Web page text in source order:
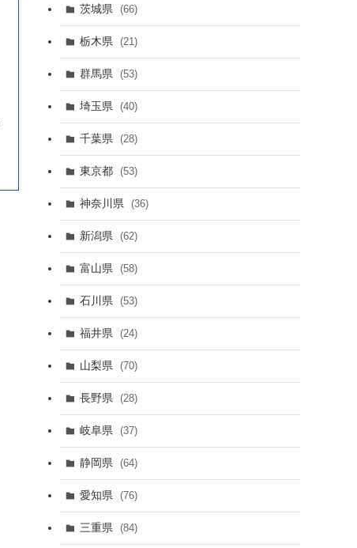
茨城県 (66)
栃木県 (21)
群馬県 (53)
埼玉県 (40)
千葉県 (28)
東京都 (53)
神奈川県 (36)
新潟県 (62)
富山県 (58)
石川県 (53)
福井県 (24)
山梨県 (70)
長野県 (28)
岐阜県 (37)
静岡県 (64)
愛知県 (76)
三重県 (84)